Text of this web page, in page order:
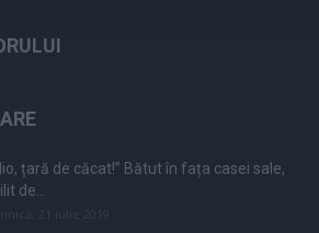
țară de căcat!” Bătut în fața casei sale,
de...